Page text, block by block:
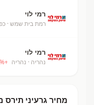
רמי לוי
רמת בית שמש ·
רמי לוי
נהריה · נהריה +
%
מחיר גרעיני תירס